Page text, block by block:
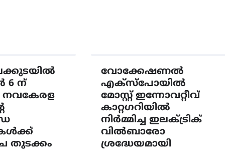
6 ന്
നവകേരള
തുടക്കം
വോക്കേഷണൽ
എക്സ്പോയിൽ
മോസ്റ്റ്‌ ഇന്നോവറ്റീവ്
കാറ്റഗറിയിൽ
നിർമ്മിച്ച ഇലക്ട്രിക്
വിൽബാരോ
ശ്രദ്ധേയമായി